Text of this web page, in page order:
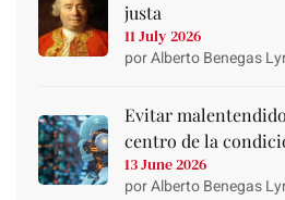
justa
11 July 2026
por Alberto Benegas
Evitar
centro de la
13 June 2026
por Alberto Benegas